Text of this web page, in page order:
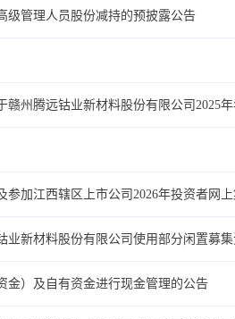
级管理人员股份减持的预披露公告
州腾远钴业新材料股份有限公司2025
加江西辖区上市公司2026年投资者网
新材料股份有限公司使用部分闲置募
金）及自有资金进行现金管理的公告